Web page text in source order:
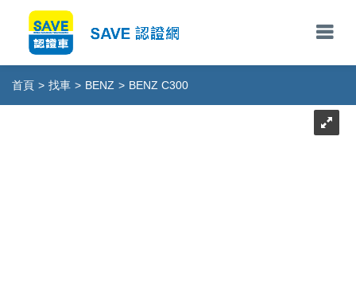
首頁 > 找車 > BENZ > BENZ C300